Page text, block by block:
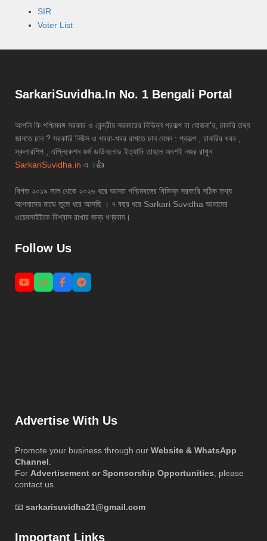
SIR
Voter List
SarkariSuvidha.In No. 1 Bengali Portal
আপনি কি পশ্চিমবঙ্গ সরকার ও কেন্দ্রীয় সরকারের বিভিন্ন প্রকল্প বা যোজনা'র, চাকরি তথ্য
জানতে চান ? সরকারি নিউস ও খবরা-খবর রাখতে চান যেমন : প্রকল্প , চাকরির খবর ,
স্কলারশিপ , এপ্লিকেশন ফর্ম ডাউনলোড ইত্যাদি তাহলে অবশই নজর রাখুন
SarkariSuvidha.in এ ।👍
বিগত ২০১৯ সাল থেকে ২০২৬ ধরে আমরা পশ্চিমবঙ্গের বিভিন্ন সরকারি সঠিক তথ্য
আপনাদের মাঝে তুলে ধরে আসছি । ৭ বছর ধরে Sarkari Suvidha আমাদের
ওয়েবসাইটকে বিশ্বাস রাখার জন্য ধণ্যবাদ।
Follow Us
Advertise With Us
Promote your business through our Website & WhatsApp
Channel
For Advertisement or Sponsorship Opportunities , please
contact us.
📧 sarkarisuvidha21@gmail.com
Important Links